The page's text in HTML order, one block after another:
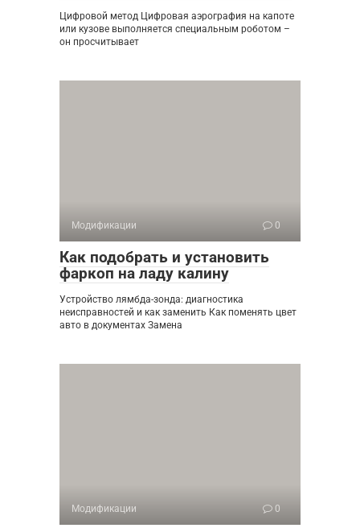
Цифровой метод Цифровая аэрография на капоте
или кузове выполняется специальным роботом –
он просчитывает
Модификации 0
Как подобрать и установить
фаркоп на ладу калину
Устройство лямбда-зонда: диагностика
неисправностей и как заменить Как поменять цвет
авто в документах Замена
Модификации 0